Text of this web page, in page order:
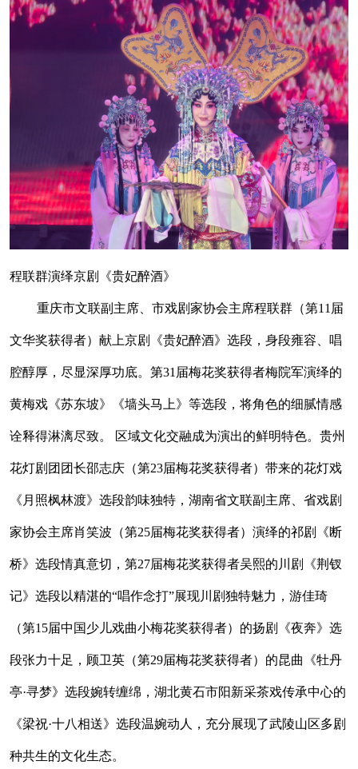
程联群演绎京剧《贵妃醉酒》
重庆市文联副主席、市戏剧家协会主席程联群（第11届
文华奖获得者）献上京剧《贵妃醉酒》选段，身段雍容、唱
腔醇厚，尽显深厚功底。第31届梅花奖获得者梅院军演绎的
黄梅戏《苏东坡》《墙头马上》等选段，将角色的细腻情感
诠释得淋漓尽致。 区域文化交融成为演出的鲜明特色。贵州
花灯剧团团长邵志庆（第23届梅花奖获得者）带来的花灯戏
《月照枫林渡》选段韵味独特，湖南省文联副主席、省戏剧
家协会主席肖笑波（第25届梅花奖获得者）演绎的祁剧《断
桥》选段情真意切，第27届梅花奖获得者吴熙的川剧《荆钗
记》选段以精湛的“唱作念打”展现川剧独特魅力，游佳琦
（第15届中国少儿戏曲小梅花奖获得者）的扬剧《夜奔》选
段张力十足，顾卫英（第29届梅花奖获得者）的昆曲《牡丹
亭·寻梦》选段婉转缠绵，湖北黄石市阳新采茶戏传承中心的
《梁祝·十八相送》选段温婉动人，充分展现了武陵山区多剧
种共生的文化生态。